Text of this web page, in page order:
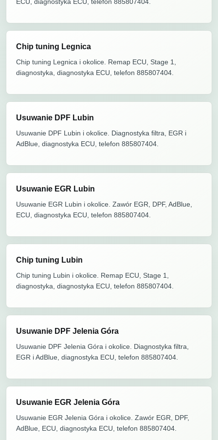
Chip tuning Legnica
Chip tuning Legnica i okolice. Remap ECU, Stage 1,
diagnostyka, diagnostyka ECU, telefon 885807404.
Usuwanie DPF Lubin
Usuwanie DPF Lubin i okolice. Diagnostyka filtra, EGR i
AdBlue, diagnostyka ECU, telefon 885807404.
Usuwanie EGR Lubin
Usuwanie EGR Lubin i okolice. Zawór EGR, DPF, AdBlue,
ECU, diagnostyka ECU, telefon 885807404.
Chip tuning Lubin
Chip tuning Lubin i okolice. Remap ECU, Stage 1,
diagnostyka, diagnostyka ECU, telefon 885807404.
Usuwanie DPF Jelenia Góra
Usuwanie DPF Jelenia Góra i okolice. Diagnostyka filtra,
EGR i AdBlue, diagnostyka ECU, telefon 885807404.
Usuwanie EGR Jelenia Góra
Usuwanie EGR Jelenia Góra i okolice. Zawór EGR, DPF,
AdBlue, ECU, diagnostyka ECU, telefon 885807404.